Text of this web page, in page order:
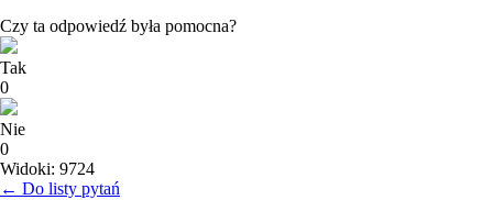
Czy ta odpowiedź była pomocna?
Tak
0
Nie
0
Widoki: 9724
← Do listy pytań